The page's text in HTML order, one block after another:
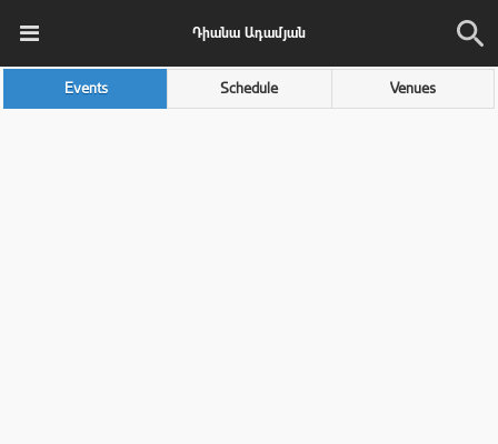
Դիանա Ադամյան
Events Schedule Venues